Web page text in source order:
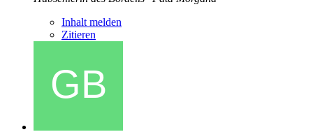
Inhalt melden
Zitieren